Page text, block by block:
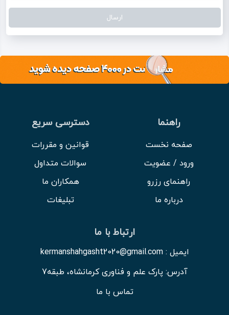
راهنما
صفحه نخست
ورود / عضویت
راهنمای رزرو
درباره ما
دسترسی سریع
قوانین و مقررات
سوالات متداول
همکاران ما
تبلیغات
ارتباط با ما
ایمیل : kermanshahgasht2020@gmail.com
آدرس: پارک علم و فناوری کرمانشاه، طبقه7
تماس با ما